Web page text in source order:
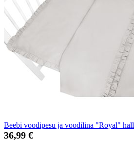
Beebi voodipesu ja voodilina "Royal" hall
36,99 €